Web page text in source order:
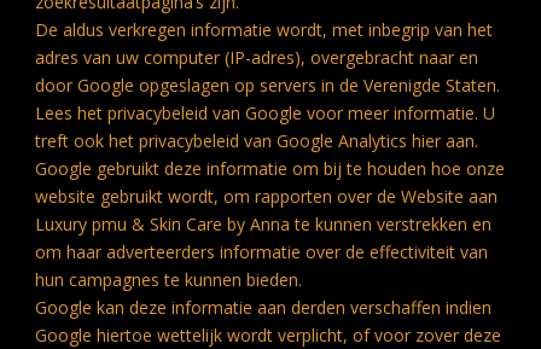
De aldus verkregen informatie wordt, met inbegrip van het
adres van uw computer (IP-adres), overgebracht naar en
door Google opgeslagen op servers in de Verenigde Staten.
Lees het privacybeleid van Google voor meer informatie. U
treft ook het privacybeleid van Google Analytics hier aan.
Google gebruikt deze informatie om bij te houden hoe onze
website gebruikt wordt, om rapporten over de Website aan
Luxury pmu & Skin Care by Anna te kunnen verstrekken en
om haar adverteerders informatie over de effectiviteit van
hun campagnes te kunnen bieden.
Google kan deze informatie aan derden verschaffen indien
Google hiertoe wettelijk wordt verplicht, of voor zover deze